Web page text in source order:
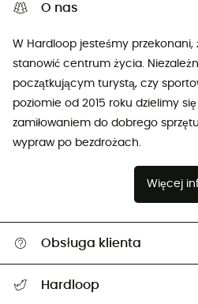
O nas
W Hardloop jesteśmy
stanowić centrum życia.
początkującym turystą, czy
poziomie od 2015 roku dzielimy
zamiłowaniem do dobrego
wypraw po bezdrożach.
Więcej
Obsługa klienta
Śledzenie przesyłki
Hardloop